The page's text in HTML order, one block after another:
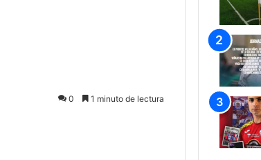
0 1 minuto de lectura